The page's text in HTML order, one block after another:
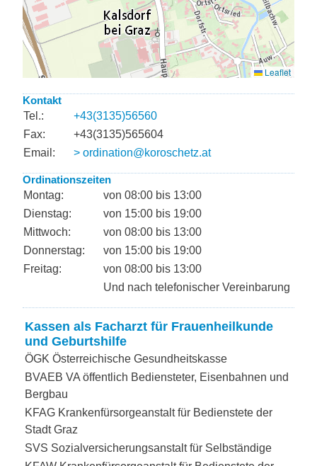
Kontakt
Tel.:
+43(3135)56560
Fax:
+43(3135)565604
Email:
> ordination@koroschetz.at
Ordinationszeiten
Montag:
von 08:00 bis 13:00
Dienstag:
von 15:00 bis 19:00
Mittwoch:
von 08:00 bis 13:00
Donnerstag:
von 15:00 bis 19:00
Freitag:
von 08:00 bis 13:00
Und nach telefonischer Vereinbarung
Kassen als Facharzt für Frauenheilkunde
und Geburtshilfe
ÖGK Österreichische Gesundheitskasse
BVAEB VA öffentlich Bediensteter, Eisenbahnen und
Bergbau
KFAG Krankenfürsorgeanstalt für Bedienstete der
Stadt Graz
SVS Sozialversicherungsanstalt für Selbständige